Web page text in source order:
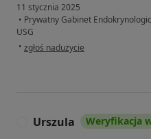
11 stycznia 2025
• Prywatny Gabinet
USG
• w opinii użytkownika Gabriela
zgłoś nadużycie
Urszula Weryfikacja